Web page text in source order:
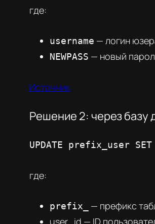
где:
username — логин
NEWPASS — новый
Источник
Решение 2: через базу
UPDATE prefix_user
где:
prefix_
— префикс
user_id — ID